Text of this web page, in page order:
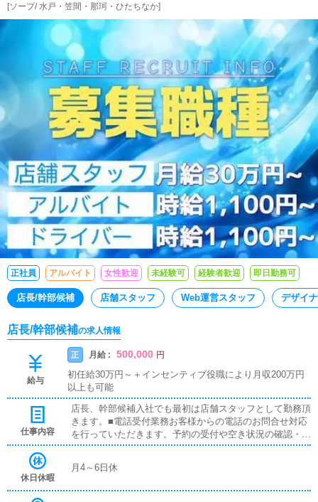
[ソープ/水戸・笠間・那珂・ひたちなか]
正社員 アルバイト 女性歓迎 未経験可 経験者歓迎 即日勤務可
店長/幹部候補 店舗スタッフ Web運営スタッフ デザイ
店長/幹部候補の求人情報
給与
正 月給 : 500,000 円
初任給30万円～＋インセンティブ役職により月収200万円
以上も可能
仕事内容
店長、幹部候補入社でも最初は店舗スタッフとして勤務頂
きます。■電話受付業務お客様からの電話のお問合せ対応
を行っていただきます。予約の受付や空き状況の確認・説
明をお願いします。予約の確定後はキャストやドライバー
聞ける環境ですので、未経験でも安心して働けます。■案
休日休暇
月4～6日休